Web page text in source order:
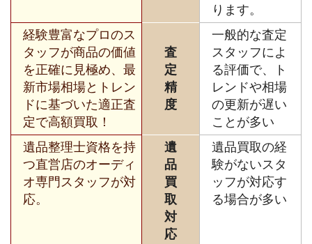
ります。
経験豊富なプロのス
タッフが商品の価値
を正確に見極め、最
新市場相場とトレン
ドに基づいた適正査
定で高額買取！
査
定
精
度
一般的な査定
スタッフによ
る評価で、ト
レンドや相場
の更新が遅い
ことが多い
遺品整理士資格を持
つ直営店のオーディ
オ専門スタッフが対
応。
遺
品
買
取
対
応
遺品買取の経
験がないスタ
ッフが対応す
る場合が多い